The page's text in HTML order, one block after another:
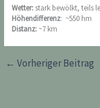
Wetter: stark bewölkt, teils
Höhendifferenz: ~550 hm
Distanz: ~7 km
← Vorheriger Beitrag